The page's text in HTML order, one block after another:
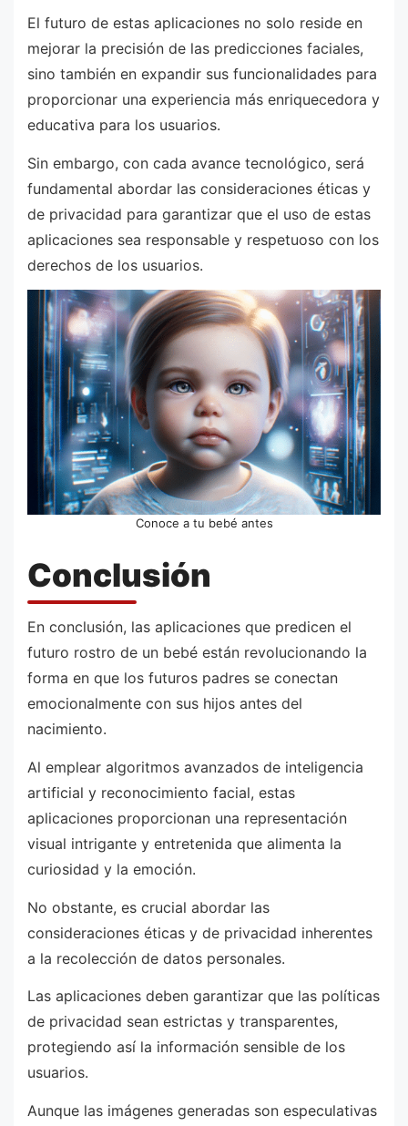
El futuro de estas aplicaciones no solo reside en
mejorar la precisión de las predicciones faciales,
sino también en expandir sus funcionalidades para
proporcionar una experiencia más enriquecedora y
educativa para los usuarios.
Sin embargo, con cada avance tecnológico, será
fundamental abordar las consideraciones éticas y
de privacidad para garantizar que el uso de estas
aplicaciones sea responsable y respetuoso con los
derechos de los usuarios.
Conoce a tu bebé antes
Conclusión
En conclusión, las aplicaciones que predicen el
futuro rostro de un bebé están revolucionando la
forma en que los futuros padres se conectan
emocionalmente con sus hijos antes del
nacimiento.
Al emplear algoritmos avanzados de inteligencia
artificial y reconocimiento facial, estas
aplicaciones proporcionan una representación
visual intrigante y entretenida que alimenta la
curiosidad y la emoción.
No obstante, es crucial abordar las
consideraciones éticas y de privacidad inherentes
a la recolección de datos personales.
Las aplicaciones deben garantizar que las políticas
de privacidad sean estrictas y transparentes,
protegiendo así la información sensible de los
usuarios.
Aunque las imágenes generadas son especulativas